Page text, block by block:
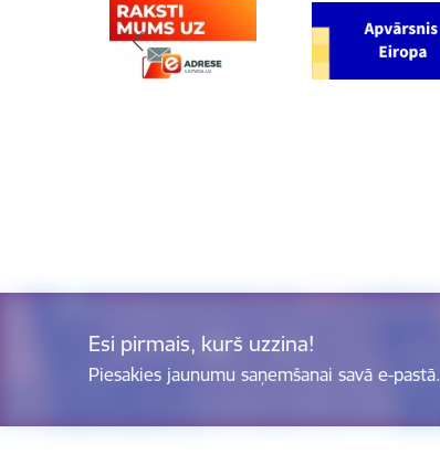
Esi pirmais, kurš uzzina!
Piesakies jaunumu saņemšanai savā e-pastā.